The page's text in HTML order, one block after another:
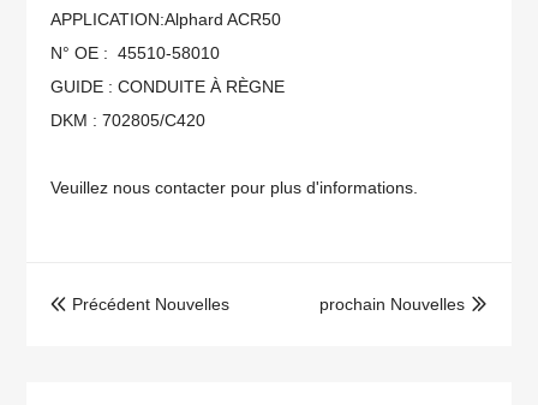
APPLICATION:Alphard ACR50
N° OE :45510-58010
GUIDE : CONDUITE À RÈGNE
DKM :702805/C420
Veuillez nous contacter pour plus d'informations.
 Précédent Nouvelles 
prochain Nouvelles